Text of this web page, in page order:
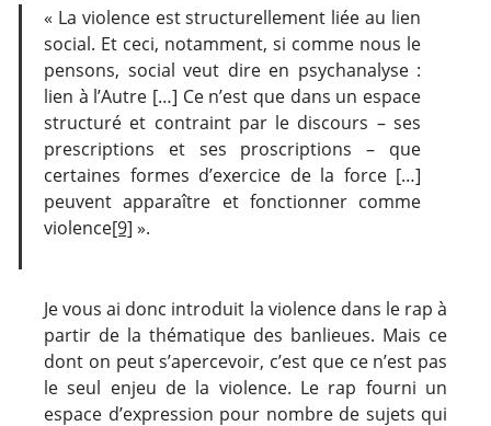
« La violence est structurellement liée au lien
social. Et ceci, notamment, si comme nous le
pensons, social veut dire en psychanalyse :
lien à l’Autre […] Ce n’est que dans un espace
structuré et contraint par le discours – ses
prescriptions et ses proscriptions – que
certaines formes d’exercice de la force […]
peuvent apparaître et fonctionner comme
violence[9] ».
Je vous ai donc introduit la violence dans le rap à
partir de la thématique des banlieues. Mais ce
dont on peut s’apercevoir, c’est que ce n’est pas
le seul enjeu de la violence. Le rap fourni un
espace d’expression pour nombre de sujets qui